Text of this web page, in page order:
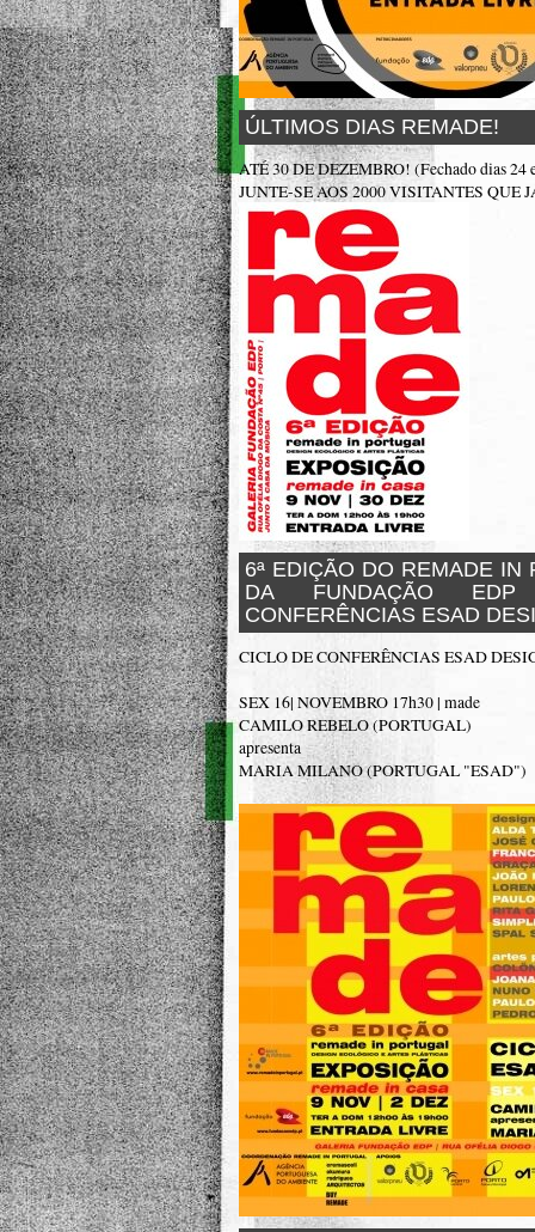
ÚLTIMOS DIAS REMADE!
ATÉ 30 DE DEZEMBRO! (Fechado dias 24
JUNTE-SE AOS 2000 VISITANTES QUE
6ª EDIÇÃO DO REMADE IN
DA FUNDAÇÃO
CONFERÊNCIAS ESAD
CICLO DE CONFERÊNCIAS ESAD
SEX 16| NOVEMBRO 17h30 | made
CAMILO REBELO (PORTUGAL)
apresenta
MARIA MILANO (PORTUGAL "ESAD")